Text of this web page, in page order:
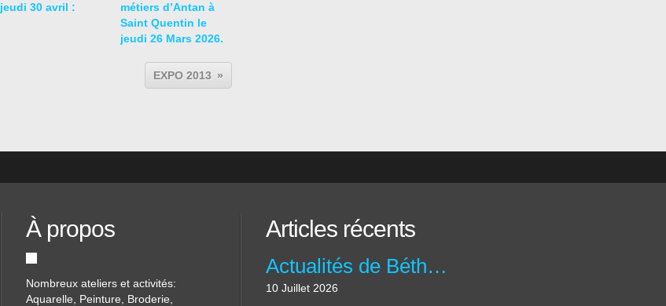
jeudi 30 avril :
métiers d’Antan à
Saint Quentin le
jeudi 26 Mars 2026.
EXPO 2013
À propos
Nombreux ateliers et activités:
Aquarelle, Peinture, Broderie,
Articles récents
Actualités de Béthune Accueil
10 Juillet 2026